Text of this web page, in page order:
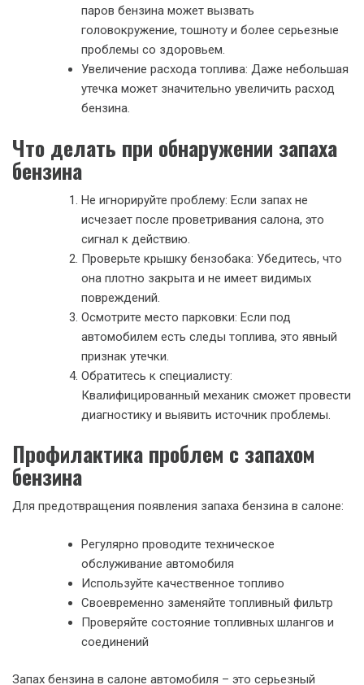
паров бензина может вызвать
головокружение, тошноту и более серьезные
проблемы со здоровьем.
Увеличение расхода топлива: Даже небольшая
утечка может значительно увеличить расход
бензина.
Что делать при обнаружении запаха
бензина
Не игнорируйте проблему: Если запах не
исчезает после проветривания салона, это
сигнал к действию.
Проверьте крышку бензобака: Убедитесь, что
она плотно закрыта и не имеет видимых
повреждений.
Осмотрите место парковки: Если под
автомобилем есть следы топлива, это явный
признак утечки.
Обратитесь к специалисту:
Квалифицированный механик сможет провести
диагностику и выявить источник проблемы.
Профилактика проблем с запахом
бензина
Для предотвращения появления запаха бензина в салоне:
Регулярно проводите техническое
обслуживание автомобиля
Используйте качественное топливо
Своевременно заменяйте топливный фильтр
Проверяйте состояние топливных шлангов и
соединений
Запах бензина в салоне автомобиля – это серьезный